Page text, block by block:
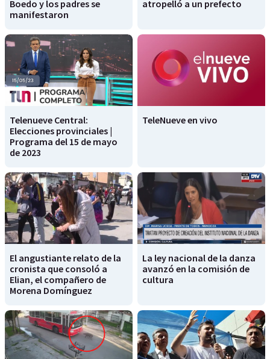
Boedo y los padres se
manifestaron
atropelló a un prefecto
Telenueve Central:
Elecciones provinciales |
Programa del 15 de mayo
de 2023
TeleNueve en vivo
El angustiante relato de la
cronista que consoló a
Elian, el compañero de
Morena Domínguez
La ley nacional de la danza
avanzó en la comisión de
cultura